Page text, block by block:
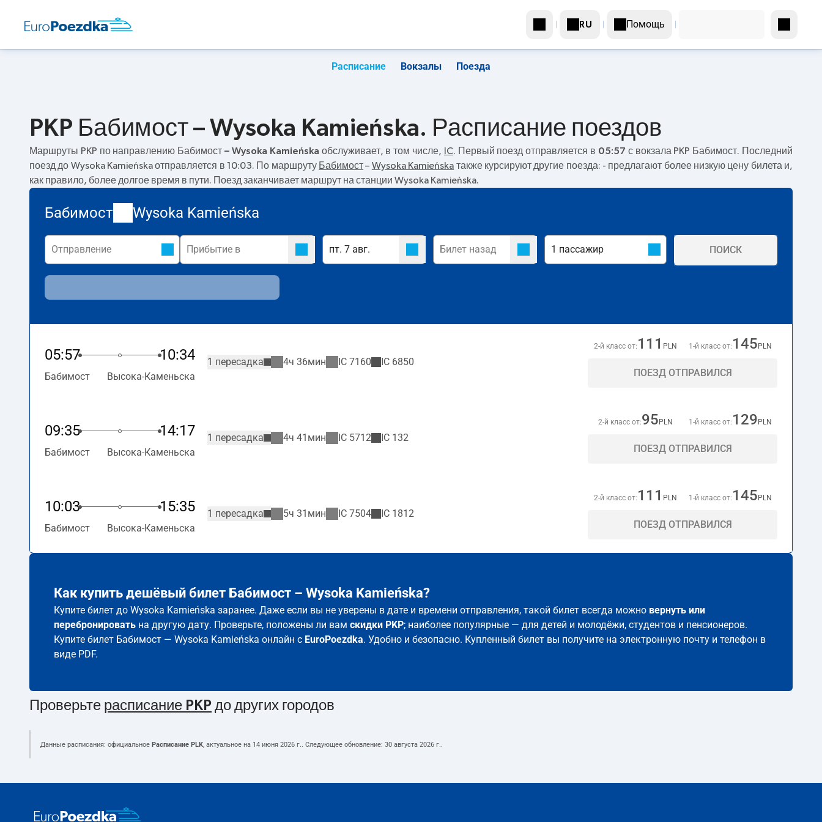
RU Помощь
Расписание Вокзалы Поезда
PKP Бабимост – Wysoka Kamieńska. Расписание поездов
Маршруты PKP по направлению Бабимост – Wysoka Kamieńska обслуживает, в том числе, IC. Первый поезд отправляется в 05:57 с вокзала PKP Бабимост. Последний
поезд до Wysoka Kamieńska отправляется в 10:03. По маршруту Бабимост– Wysoka Kamieńska также курсируют другие поезда: - предлагают более низкую цену билета и,
как правило, более долгое время в пути. Поезд заканчивает маршрут на станции Wysoka Kamieńska.
Бабимост Wysoka Kamieńska
ПОИСК
05:57 10:34
Бабимост Высока-Каменьска
1 пересадка 4ч 36мин IC 7160 IC 6850
2-й класс от: 111 PLN 1-й класс от: 145 PLN
ПОЕЗД ОТПРАВИЛСЯ
09:35 14:17
Бабимост Высока-Каменьска
1 пересадка 4ч 41мин IC 5712 IC 132
2-й класс от:95 PLN 1-й класс от: 129 PLN
ПОЕЗД ОТПРАВИЛСЯ
10:03 15:35
Бабимост Высока-Каменьска
1 пересадка 5ч 31мин IC 7504 IC 1812
2-й класс от: 111 PLN 1-й класс от: 145 PLN
ПОЕЗД ОТПРАВИЛСЯ
Как купить дешёвый билет Бабимост – Wysoka Kamieńska?
Купите билет до Wysoka Kamieńska заранее. Даже если вы не уверены в дате и времени отправления, такой билет всегда можно вернуть или
перебронировать на другую дату. Проверьте, положены ли вам скидки PKP; наиболее популярные — для детей и молодёжи, студентов и пенсионеров.
Купите билет Бабимост — Wysoka Kamieńska онлайн с EuroPoezdka. Удобно и безопасно. Купленный билет вы получите на электронную почту и телефон в
виде PDF.
Проверьте расписание PKP до других городов
Данные расписания: официальное Расписание PLK, актуальное на 14 июня 2026 г.. Следующее обновление: 30 августа 2026 г..